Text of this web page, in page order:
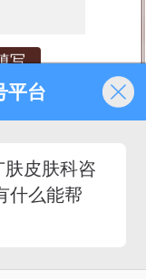
）
田安南路420号
2020】
平台
皮肤科咨
什么能帮